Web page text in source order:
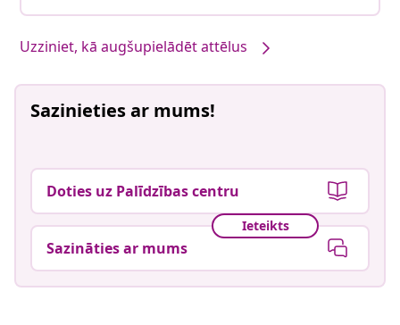
Uzziniet, kā augšupielādēt attēlus
Sazinieties ar mums!
Doties uz Palīdzības centru
Ieteikts
Sazināties ar mums